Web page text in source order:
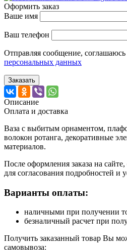
Оформить заказ
Ваше имя
Ваш телефон
Отправляя сообщение, соглашаюсь
персональных данных
Заказать
Описание
Оплата и доставка
Ваза с выбитым орнаментом,
волокон ротанга, декоративные
материалов.
После оформления заказа на
для согласования подробностей и
Варианты оплаты:
наличными при получении
безналичный расчет при
Получить заказанный товар Вы
самовывоза: